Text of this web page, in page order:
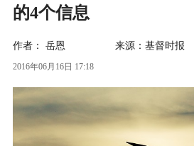
的4个信息
作者： 岳恩 来源：基督时报
2016年06月16日 17:18